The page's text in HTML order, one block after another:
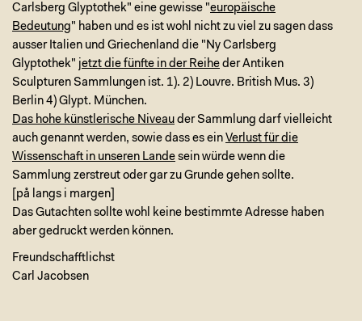
Carlsberg Glyptothek" eine gewisse "europäische
Bedeutung" haben und es ist wohl nicht zu viel zu sagen dass
ausser Italien und Griechenland die "Ny Carlsberg
Glyptothek" jetzt die fünfte in der Reihe der Antiken
Sculpturen Sammlungen ist. 1). 2) Louvre. British Mus. 3)
Berlin 4) Glypt. München.
Das hohe künstlerische Niveau der Sammlung darf vielleicht
auch genannt werden, sowie dass es ein Verlust für die
Wissenschaft in unseren Lande sein würde wenn die
Sammlung zerstreut oder gar zu Grunde gehen sollte.
[på langs i margen]
Das Gutachten sollte wohl keine bestimmte Adresse haben
aber gedruckt werden können.
Freundschafftlichst
Carl Jacobsen